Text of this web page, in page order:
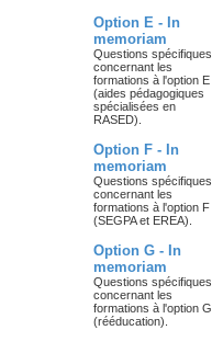
Option E - In
memoriam
Questions spécifiques
concernant les
formations à l'option E
(aides pédagogiques
spécialisées en
RASED).
Option F - In
memoriam
Questions spécifiques
concernant les
formations à l'option F
(SEGPA et EREA).
Option G - In
memoriam
Questions spécifiques
concernant les
formations à l'option G
(rééducation).